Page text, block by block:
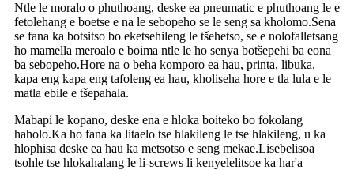
Ntle le moralo o phuthoang, deske ea pneumatic e phuthoang le e
fetolehang e boetse e na le sebopeho se le seng sa kholomo.Sena
se fana ka botsitso bo eketsehileng le tšehetso, se e nolofalletsang
ho mamella meroalo e boima ntle le ho senya botšepehi ba eona
ba sebopeho.Hore na o beha komporo ea hau, printa, libuka,
kapa eng kapa eng tafoleng ea hau, kholiseha hore e tla lula e le
matla ebile e tšepahala.
Mabapi le kopano, deske ena e hloka boiteko bo fokolang
haholo.Ka ho fana ka litaelo tse hlakileng le tse hlakileng, u ka
hlophisa deske ea hau ka metsotso e seng mekae.Lisebelisoa
tsohle tse hlokahalang le li-screws li kenyelelitsoe ka har'a